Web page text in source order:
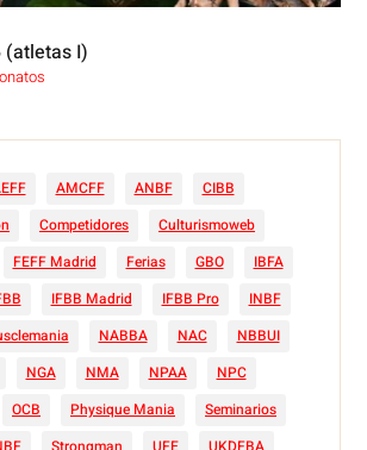
(atletas I)
AMCFF ANBF
CIBB
Competidores
Culturismoweb
FEFF Madrid Ferias GBO
IBFA
IFBB Madrid IFBB Pro
INBF
NABBA NAC
NBBUI
NGA NMA NPAA
NPC
OCB Physique Mania
Seminarios